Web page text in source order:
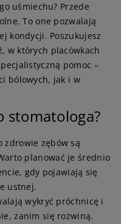
uśmiechu? Przede
To one pozwalają
kondycji. Poszukujesz
w których placówkach
pomoc –
bólowych, jak i w
stomatologa?
zdrowie zębów są
planować je średnio
gdy pojawiają się
ustnej.
wykryć próchnicę i
zanim się rozwiną.